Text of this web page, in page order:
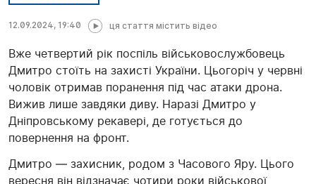
12.09.2024, 19:40 ця стаття містить відео
Вже четвертий рік поспіль військовослужбовець
Дмитро стоїть на захисті України. Цьогоріч у червні
чоловік отримав поранення під час атаки дрона.
Вижив лише завдяки диву. Наразі Дмитро у
Дніпровському рекавері, де готується до
повернення на фронт.
Дмитро — захисник, родом з Часового Яру. Цього
вересня він відзначає чотири роки військової